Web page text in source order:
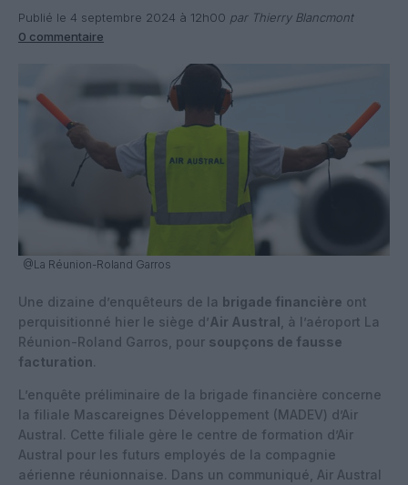
Publié le 4 septembre 2024 à 12h00 par Thierry Blancmont
0 commentaire
@La Réunion-Roland Garros
Une dizaine d’enquêteurs de la brigade financière ont
perquisitionné hier le siège d’Air Austral , à l’aéroport La
Réunion-Roland Garros, pour soupçons de fausse
facturation.
L’enquête préliminaire de la brigade financière concerne
la filiale Mascareignes Développement (MADEV) d’Air
Austral. Cette filiale gère le centre de formation d’Air
Austral pour les futurs employés de la compagnie
aérienne réunionnaise. Dans un communiqué, Air Austral